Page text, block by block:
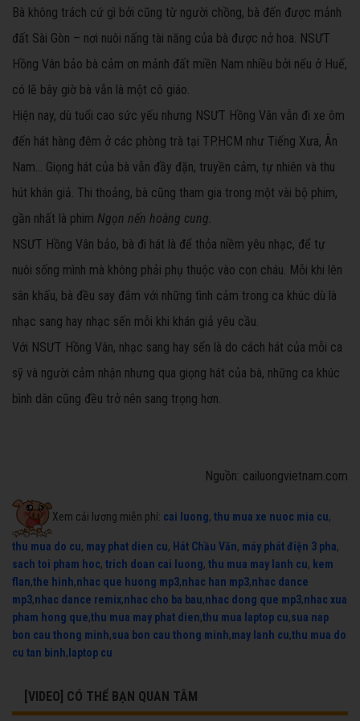
Bà không trách cứ gì bởi cũng từ người chồng, bà đến được mảnh
đất Sài Gòn – nơi nuôi nấng tài năng của bà được nở hoa. NSƯT
Hồng Vân bảo bà cảm ơn mảnh đất miền Nam nhiều bởi nếu ở Huế,
có lẽ bây giờ bà vẫn là một cô giáo.
Hiện nay, dù tuổi cao sức yếu nhưng NSƯT Hồng Vân vẫn đi xe ôm
đến hát hàng đêm ở các phòng trà tại TP.HCM như Tiếng Xưa, Ân
Nam… Giọng hát của bà vẫn đầy đặn, truyền cảm, tự nhiên và thu
hút khán giả. Thi thoảng, bà cũng tham gia trong một vài bộ phim,
gần nhất là phim Ngọn nến hoàng cung.
NSƯT Hồng Vân bảo, bà đi hát là để thỏa niềm yêu nhạc, để tự
nuôi sống mình mà không phải phụ thuộc vào con cháu. Mỗi khi lên
sân khấu, bà đều say đắm với những tình cảm trong ca khúc dù là
nhạc sang hay nhạc sến mỗi khi khán giả yêu cầu.
Với NSƯT Hồng Vân, nhạc sang hay sến là do cách hát của mỗi ca
sỹ và người cảm nhận nhưng qua giọng hát của bà, những ca khúc
bình dân cũng đều trở nên sang trọng hơn.
Nguồn: cailuongvietnam.com
Xem cải lương miễn phí: cai luong, thu mua xe nuoc mia cu,
thu mua do cu, may phat dien cu, Hát Chầu Văn, máy phát điện 3 pha,
sach toi pham hoc, trich doan cai luong, thu mua may lanh cu, kem
flan,the hinh,nhac que huong mp3,nhac han mp3,nhac dance
mp3,nhac dance remix,nhac cho ba bau,nhac dong que mp3,nhac xua
pham hong que,thu mua may phat dien,thu mua laptop cu,sua nap
bon cau thong minh,sua bon cau thong minh,may lanh cu,thu mua do
cu tan binh,laptop cu
[VIDEO] CÓ THỂ BẠN QUAN TÂM